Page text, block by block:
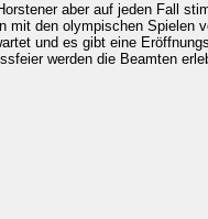
aber auf jeden Fall
mit den olympischen Spielen
und es gibt eine
werden die Beamten